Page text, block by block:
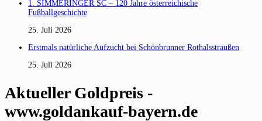
1. SIMMERINGER SC – 120 Jahre österreichische
Fußballgeschichte
25. Juli 2026
Erstmals natürliche Aufzucht bei Schönbrunner Rothalsstraußen
25. Juli 2026
Aktueller Goldpreis -
www.goldankauf-bayern.de